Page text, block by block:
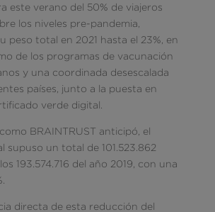
este verano del 50% de viajeros
los niveles pre-pandemia,
peso total en 2021 hasta el 23%, en
de los programas de vacunación
y una coordinada desescalada
países, junto a la puesta en
verde digital.
BRAINTRUST anticipó, el
supuso un total de 101.523.862
193.574.716 del año 2019, con una
directa de esta reducción del